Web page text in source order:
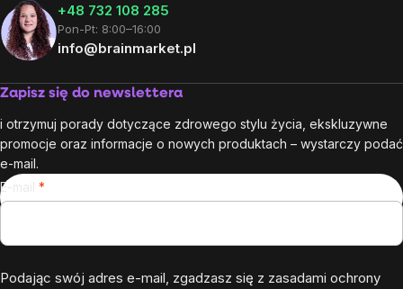
+48 732 108 285
Pon-Pt: 8:00–16:00
info@brainmarket.pl
Zapisz się do newslettera
i otrzymuj porady dotyczące zdrowego stylu życia, ekskluzywne
promocje oraz informacje o nowych produktach – wystarczy podać
e-mail.
E-mail
Podając swój adres e-mail, zgadzasz się z zasadami ochrony